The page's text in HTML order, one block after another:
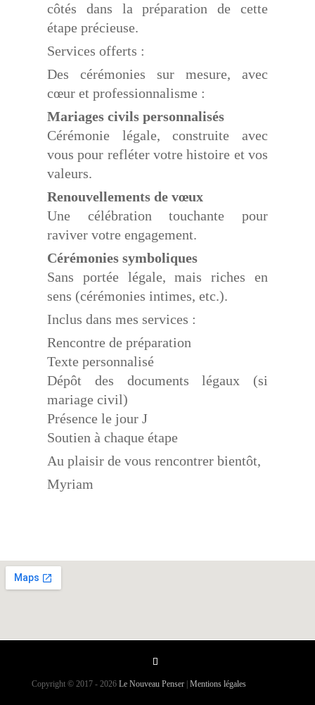
côtés dans la préparation de cette
étape précieuse.
Services offerts :
Des cérémonies sur mesure, avec
cœur et professionnalisme :
Mariages civils personnalisés
Cérémonie légale, construite avec
vous pour refléter votre histoire et vos
valeurs.
Renouvellements de vœux
Une célébration touchante pour
raviver votre engagement.
Cérémonies symboliques
Sans portée légale, mais riches en
sens (cérémonies intimes, etc.).
Inclus dans mes services :
Rencontre de préparation
Texte personnalisé
Dépôt des documents légaux (si
mariage civil)
Présence le jour J
Soutien à chaque étape
Au plaisir de vous rencontrer bientôt,
Myriam
Copyright © 2017 - 2026 Le Nouveau Penser| Mentions légales